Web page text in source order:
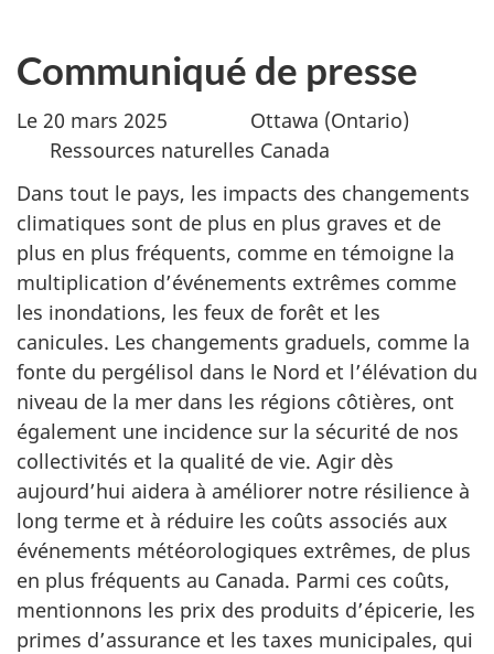
Communiqué de presse
Le 20 mars 2025 Ottawa (Ontario)
Ressources naturelles Canada
Dans tout le pays, les impacts des changements
climatiques sont de plus en plus graves et de
plus en plus fréquents, comme en témoigne la
multiplication d’événements extrêmes comme
les inondations, les feux de forêt et les
canicules. Les changements graduels, comme la
fonte du pergélisol dans le Nord et l’élévation du
niveau de la mer dans les régions côtières, ont
également une incidence sur la sécurité de nos
collectivités et la qualité de vie. Agir dès
aujourd’hui aidera à améliorer notre résilience à
long terme et à réduire les coûts associés aux
événements météorologiques extrêmes, de plus
en plus fréquents au Canada. Parmi ces coûts,
mentionnons les prix des produits d’épicerie, les
primes d’assurance et les taxes municipales, qui